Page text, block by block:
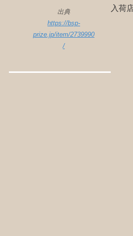
出典
https://bsp-
prize.jp/item/2739990
/
入荷